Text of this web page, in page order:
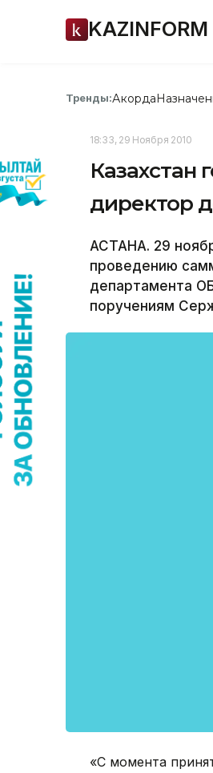
KAZINFORM
Тренды:Акорда
18:33, 29 Ноября 2010
Казахстан
директор
АСТАНА. 29
проведению
департамента
поручениям
«С момента